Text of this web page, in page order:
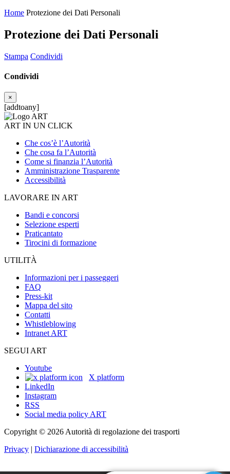
Home Protezione dei Dati Personali
Protezione dei Dati Personali
Stampa Condividi
Condividi
×
[addtoany]
ART IN UN CLICK
Che cos’è l’Autorità
Che cosa fa l’Autorità
Come si finanzia l’Autorità
Amministrazione Trasparente
Accessibilità
LAVORARE IN ART
Bandi e concorsi
Selezione esperti
Praticantato
Tirocini di formazione
UTILITÀ
Informazioni per i passeggeri
FAQ
Press-kit
Mappa del sito
Contatti
Whistleblowing
Intranet ART
SEGUI ART
Youtube
X platform
LinkedIn
Instagram
RSS
Social media policy ART
Copyright © 2026 Autorità di regolazione dei trasporti
Privacy | Dichiarazione di accessibilità